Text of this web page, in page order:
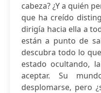
cabeza? ¿Y a quién
que ha creído
dirigía hacia ella a
están a punto de
descubra todo lo
estado ocultando,
aceptar. Su
desplomarse, pero